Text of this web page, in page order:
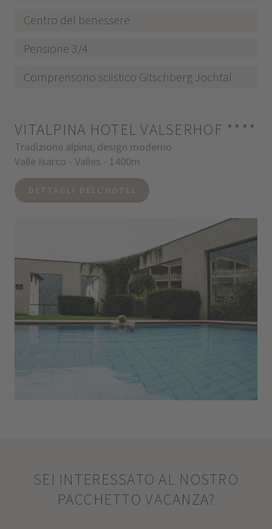
Centro del benessere
Pensione 3/4
Comprensorio sciistico Gitschberg Jochtal
VITALPINA HOTEL VALSERHOF ****
Tradizione alpina, design moderno
Valle Isarco - Valles - 1400m
DETTAGLI DELL'HOTEL
SEI INTERESSATO AL NOSTRO
PACCHETTO VACANZA?